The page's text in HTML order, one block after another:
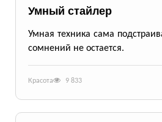
Умный стайлер
Умная техника сама
сомнений не остается.
Красота 9 833